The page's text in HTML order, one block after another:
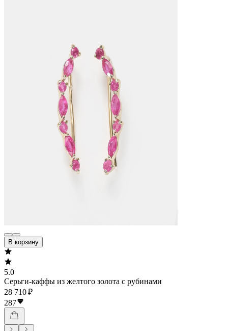
В корзину
5.0
Серьги-каффы из желтого золота с рубинами
28 710 ₽
287